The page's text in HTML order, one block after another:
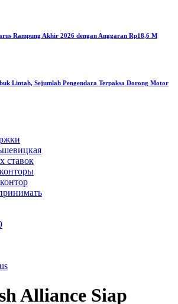
Rampung Akhir 2026 dengan Anggaran Rp18,6 M
Lintah, Sejumlah Pengendara Terpaksa Dorong Motor
ставок
Alliance Siap